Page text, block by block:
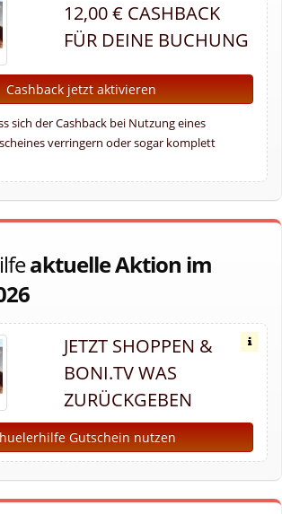
12,00 € CASHBACK
FÜR DEINE BUCHUNG
Cashback jetzt aktivieren
sich der Cashback bei Nutzung eines
verringern oder sogar komplett
aktuelle Aktion im
JETZT SHOPPEN &
BONI.TV WAS
ZURÜCKGEBEN
Gutschein nutzen